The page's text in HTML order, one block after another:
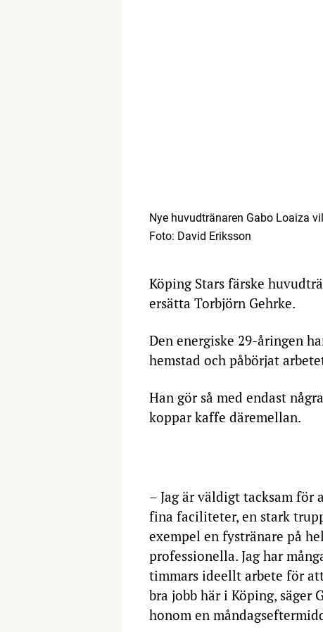
Nye huvudtränaren Gabo Loaiza
Foto: David Eriksson
Köping Stars färske
ersätta Torbjörn Gehrke.
Den energiske 29-åringen
hemstad och påbörjat
Han gör så med endast
koppar kaffe däremellan.
– Jag är väldigt tacksam för
fina faciliteter, en stark
exempel en fystränare på
professionella. Jag har
timmars ideellt arbete för
bra jobb här i Köping, säger
honom en